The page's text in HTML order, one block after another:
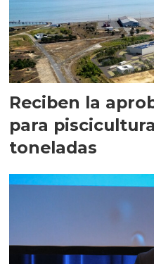
Reciben la
para
toneladas